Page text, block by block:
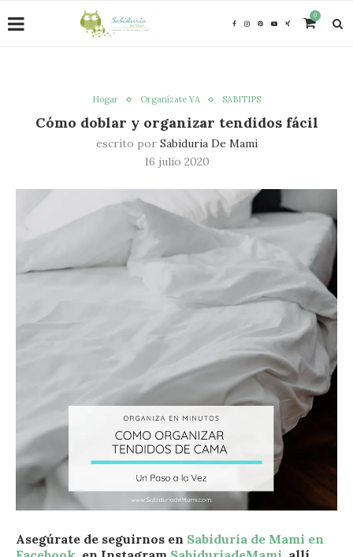
0
Hogar Organízate YA SABITIPS
Cómo doblar y organizar tendidos fácil
escrito por Sabiduria De Mami
16 julio 2020
Asegúrate de seguirnos en Sabiduría de Mami en